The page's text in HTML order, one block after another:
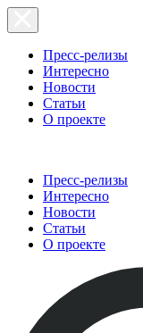
Пресс-релизы
Интересно
Новости
Статьи
О проекте
Пресс-релизы
Интересно
Новости
Статьи
О проекте